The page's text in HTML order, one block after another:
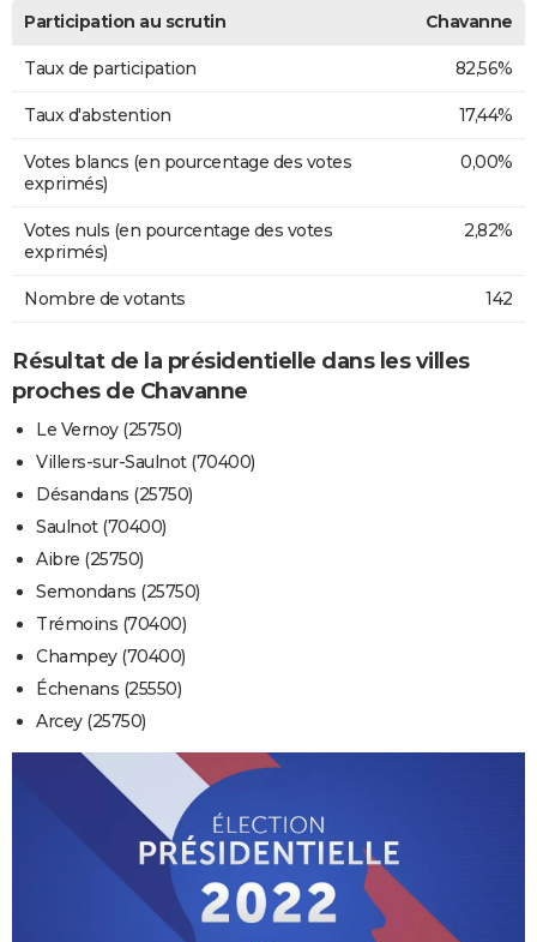
Participation au scrutin Chavanne
Taux de participation 82,56%
Taux d'abstention 17,44%
Votes blancs (en pourcentage des votes
exprimés)
0,00%
Votes nuls (en pourcentage des votes
exprimés)
2,82%
Nombre de votants 142
Résultat de la présidentielle dans les villes
proches de Chavanne
Le Vernoy (25750)
Villers-sur-Saulnot (70400)
Désandans (25750)
Saulnot (70400)
Aibre (25750)
Semondans (25750)
Trémoins (70400)
Champey (70400)
Échenans (25550)
Arcey (25750)